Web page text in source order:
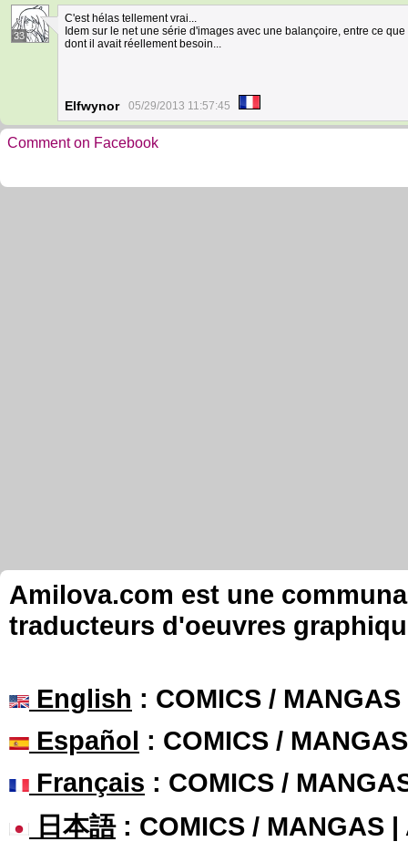
33
C'est hélas tellement vrai...
Idem sur le net une série d'images avec une balançoire, entre ce
dont il avait réellement besoin...
Elfwynor 05/29/2013 11:57:45
Comment on Facebook
Amilova.com est une
traducteurs d'oeuvres
English : COMICS /
Español : COMICS /
Français : COMICS /
日本語: COMICS / MANGAS |